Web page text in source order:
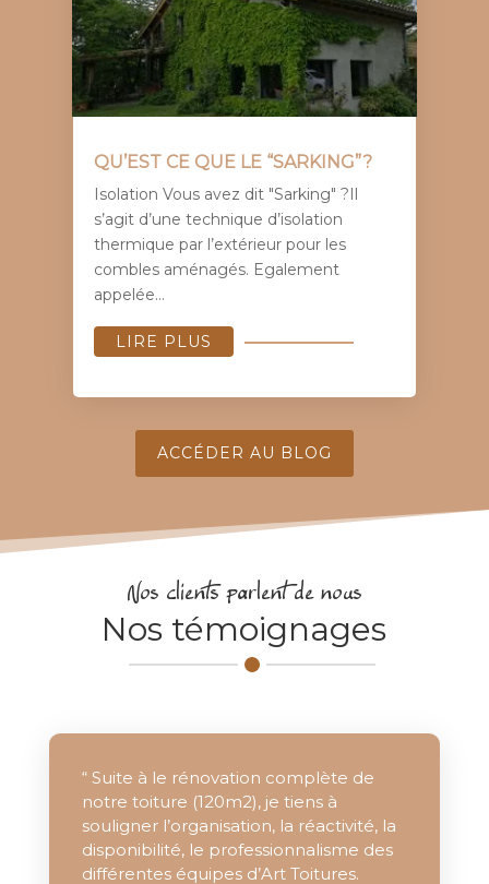
QU’EST CE QUE LE “SARKING”?
Isolation Vous avez dit "Sarking" ?Il
s’agit d’une technique d’isolation
thermique par l’extérieur pour les
combles aménagés. Egalement
appelée...
LIRE PLUS
ACCÉDER AU BLOG
Nos clients parlent de nous
Nos témoignages
“ Suite à le rénovation complète de
notre toiture (120m2), je tiens à
souligner l’organisation, la réactivité, la
disponibilité, le professionnalisme des
différentes équipes d’Art Toitures.